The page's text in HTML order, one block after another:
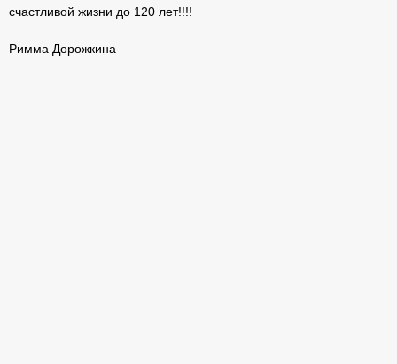
счастливой жизни до 120 лет!!!!
Римма Дорожкина